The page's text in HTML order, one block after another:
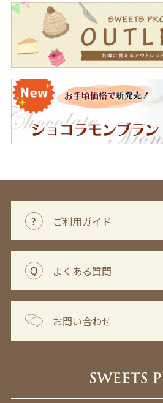
ご利用ガイド
よくある質問
お問い合わせ